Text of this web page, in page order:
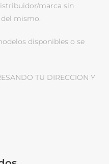
marca sin
mismo.
disponibles o se
TU DIRECCION Y